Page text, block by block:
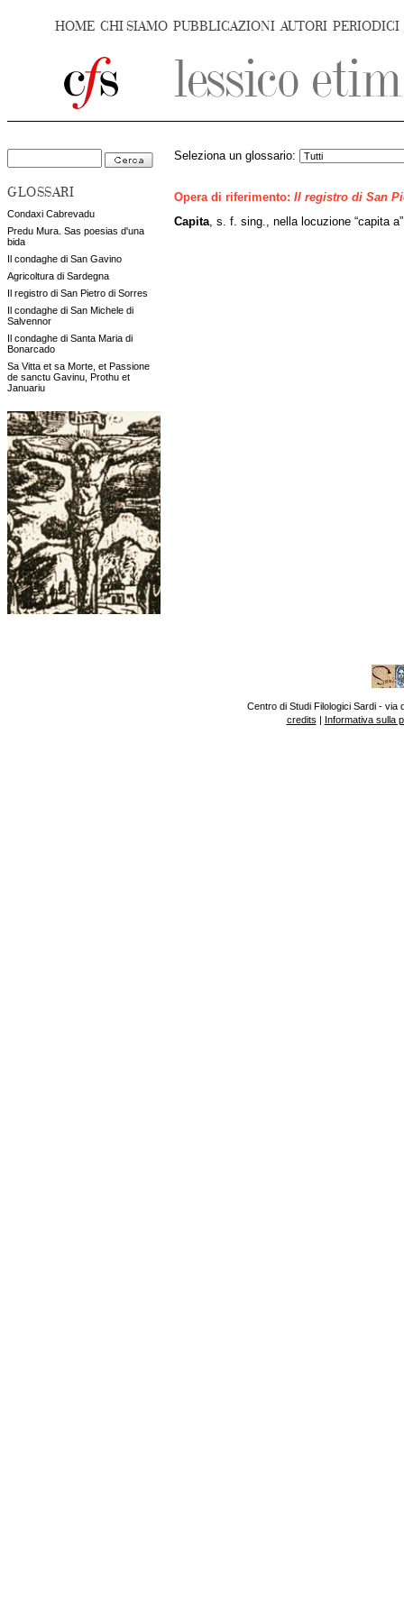
HOME CHI SIAMO PUBBLICAZIONI AUTORI PERIODICI
GLOSSARI
Condaxi Cabrevadu
Predu Mura. Sas poesias d'una
bida
Il condaghe di San Gavino
Agricoltura di Sardegna
Il registro di San Pietro di Sorres
Il condaghe di San Michele di
Salvennor
Il condaghe di Santa Maria di
Bonarcado
Sa Vitta et sa Morte, et Passione
de sanctu Gavinu, Prothu et
Januariu
Seleziona un glossario:
Opera di riferimento: Il registro di San
Capita , s. f. sing., nella locuzione “capita
Centro di Studi Filologici Sardi - via
credits | Informativa sulla